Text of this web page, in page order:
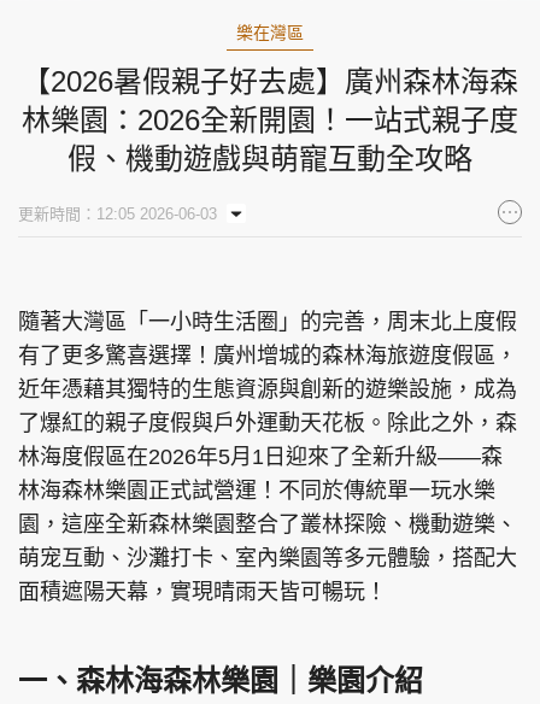
玄學靈異 東周專欄
東周刊 cazbuyer 東Touch
PCM 電腦廣場 星島頭條 星島日報
頭條日報 星島環球 The Standard
親子王 Oh!爸媽 JobMarket
樂在灣區
【2026暑假親子好去處】廣州森林海森
林樂園：2026全新開園！一站式親子度
假、機動遊戲與萌寵互動全攻略
更新時間：12:05 2026-06-03
隨著大灣區「一小時生活圈」的完善，周末北上度假
有了更多驚喜選擇！廣州增城的森林海旅遊度假區，
近年憑藉其獨特的生態資源與創新的遊樂設施，成為
了爆紅的親子度假與戶外運動天花板。除此之外，森
林海度假區在2026年5月1日迎來了全新升級——森
林海森林樂園正式試營運！不同於傳統單一玩水樂
園，這座全新森林樂園整合了叢林探險、機動遊樂、
萌宠互動、沙灘打卡、室內樂園等多元體驗，搭配大
面積遮陽天幕，實現晴雨天皆可暢玩！
一、森林海森林樂園｜樂園介紹